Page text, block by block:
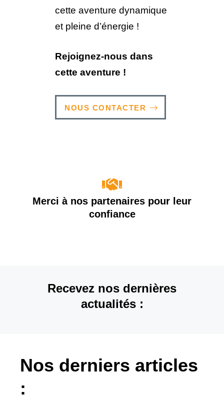
cette aventure dynamique
et pleine d’énergie !
Rejoignez-nous dans
cette aventure !
NOUS CONTACTER
Merci à nos partenaires pour leur
confiance
Recevez nos dernières
actualités :
Nos derniers articles
: